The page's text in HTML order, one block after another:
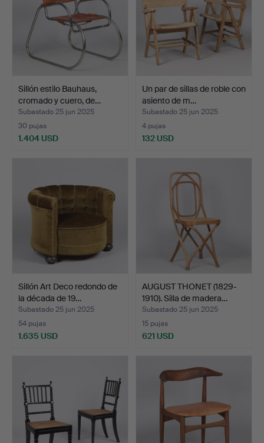
Sillón estilo Bauhaus,
cromado y cuero, de…
Subastado 25 jun 2025
30 pujas
1.404 USD
Un par de sillas de roble con
asiento de m…
Subastado 25 jun 2025
4 pujas
132 USD
Sillón Art Deco redondo de
la década de 19…
Subastado 25 jun 2025
54 pujas
1.635 USD
AUGUST THONET (1829-
1910). Silla de madera…
Subastado 25 jun 2025
15 pujas
621 USD